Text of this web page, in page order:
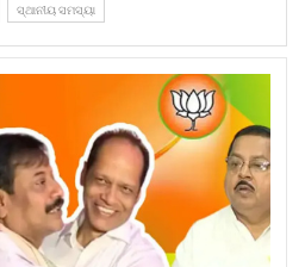
ସ୍ଥାନୀୟ ସମସ୍ୟା